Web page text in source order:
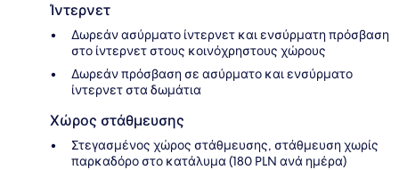
Ίντερνετ
Δωρεάν ασύρματο ίντερνετ και ενσύρματη πρόσβαση
στο ίντερνετ στους κοινόχρηστους χώρους
Δωρεάν πρόσβαση σε ασύρματο και ενσύρματο
ίντερνετ στα δωμάτια
Χώρος στάθμευσης
Στεγασμένος χώρος στάθμευσης, στάθμευση χωρίς
παρκαδόρο στο κατάλυμα (180 PLN ανά ημέρα)